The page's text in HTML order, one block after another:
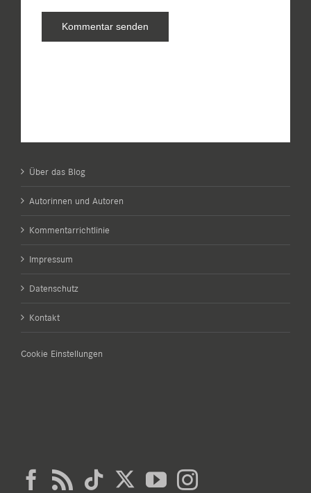
Über das Blog
Autorinnen und Autoren
Kommentarrichtlinie
Impressum
Datenschutz
Kontakt
Cookie Einstellungen